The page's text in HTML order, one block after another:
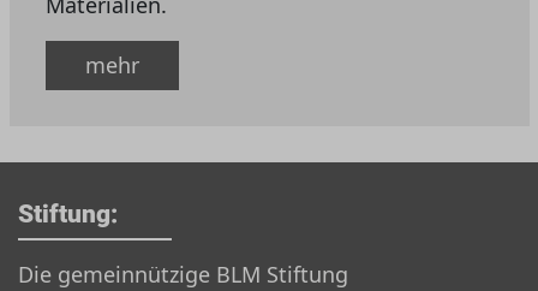
mehr
Stiftung:
Die gemeinnützige BLM Stiftung